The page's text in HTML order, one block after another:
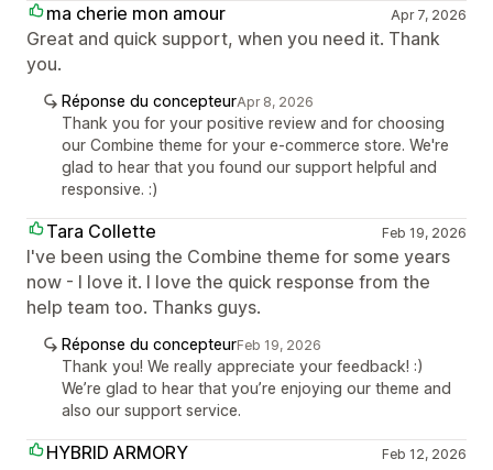
ma cherie mon amour Apr 7, 2026
Great and quick support, when you need it. Thank
you.
Réponse du concepteurApr 8, 2026
Thank you for your positive review and for choosing
our Combine theme for your e-commerce store. We're
glad to hear that you found our support helpful and
responsive. :)
Tara Collette Feb 19, 2026
I've been using the Combine theme for some years
now - I love it. I love the quick response from the
help team too. Thanks guys.
Réponse du concepteurFeb 19, 2026
Thank you! We really appreciate your feedback! :)
We’re glad to hear that you’re enjoying our theme and
also our support service.
HYBRID ARMORY Feb 12, 2026